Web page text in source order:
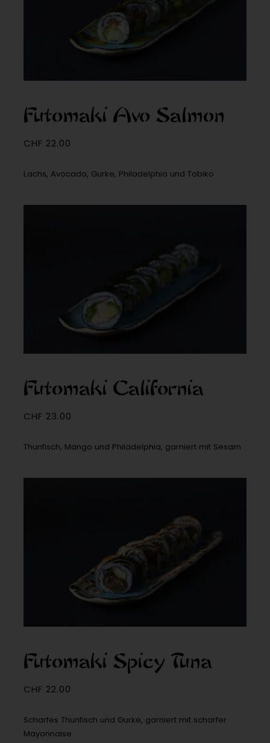
Futomaki Avo Salmon
CHF 22.00
Lachs, Avocado, Gurke, Philadelphia und Tobiko
Futomaki California
CHF 23.00
Thunfisch, Mango und Philadelphia, garniert mit Sesam
Futomaki Spicy Tuna
CHF 22.00
Scharfes Thunfisch und Gurke, garniert mit scharfer
Mayonnaise